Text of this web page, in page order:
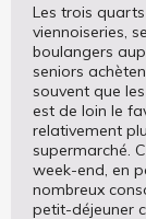
Les trois
viennoiseries,
boulangers
seniors
souvent que
est de loin le
relativement
supermarché.
week-end, en
nombreux
petit-déjeuner